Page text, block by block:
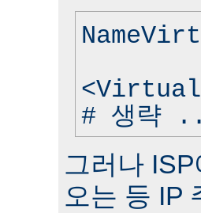
# 생략
그러나
오는 등 IP